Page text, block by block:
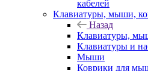
кабелей
Клавиатуры, мыши,
Назад
Клавиатуры,
Клавиатуры и
Мыши
Коврики для